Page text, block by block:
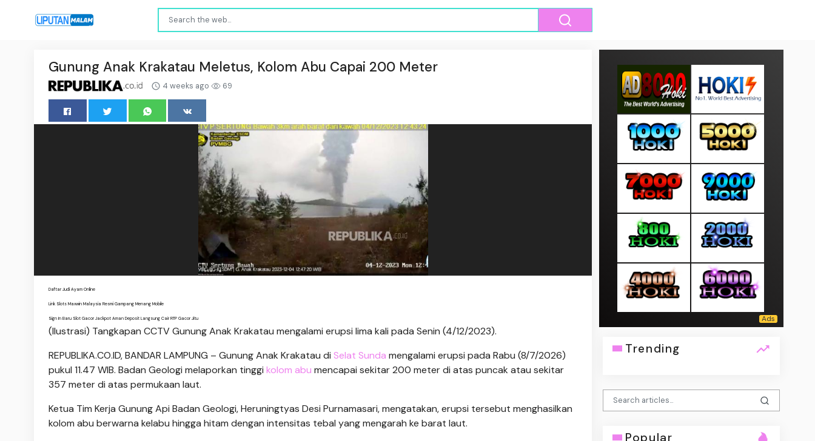
Gunung Anak Krakatau Meletus, Kolom Abu Capai 200 Meter
4 weeks ago 69
Daftar Judi Ayam Online
Link Slots Maxwin Malaysia Resmi Gampang Menang Mobile
Sign In Baru Slot Gacor Jackpot Aman Deposit Langsung Cair RTP Gacor Jitu
(Ilustrasi) Tangkapan CCTV Gunung Anak Krakatau mengalami erupsi lima kali pada Senin (4/12/2023).
REPUBLIKA.CO.ID,BANDAR LAMPUNG – Gunung Anak Krakatau di Selat Sunda mengalami erupsi pada Rabu (8/7/2026)
pukul 11.47 WIB. Badan Geologi melaporkan tinggi kolom abu mencapai sekitar 200 meter di atas puncak atau sekitar
357 meter di atas permukaan laut.
Ketua Tim Kerja Gunung Api Badan Geologi, Heruningtyas Desi Purnamasari, mengatakan, erupsi tersebut menghasilkan
kolom abu berwarna kelabu hingga hitam dengan intensitas tebal yang mengarah ke barat laut.
Trending
Popular